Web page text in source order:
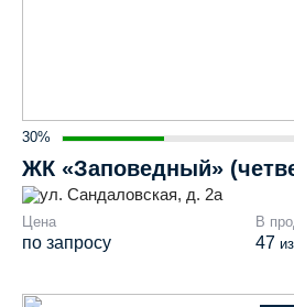
30%
ЖК «Заповедный»
ул. Сандаловская, д. 2а
Цена
по запросу
В
47 из